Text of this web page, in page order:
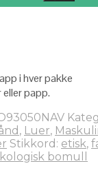
i hver pakke
papp.
, Luer,
Stikkord: etisk,
bomull